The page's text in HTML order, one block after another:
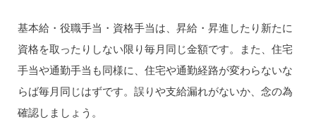
基本給・役職手当・資格手当は、昇給・昇進したり新たに
資格を取ったりしない限り毎月同じ金額です。また、住宅
手当や通勤手当も同様に、住宅や通勤経路が変わらないな
らば毎月同じはずです。誤りや支給漏れがないか、念の為
確認しましょう。